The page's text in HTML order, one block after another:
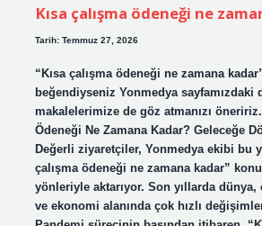
Kısa çalışma ödeneği ne
Tarih: Temmuz 27, 2026
“Kısa çalışma ödeneği ne zamana
beğendiyseniz Yonmedya sayfamızdaki
makalelerimize de göz atmanızı öneririz.
Ödeneği Ne Zamana Kadar? Geleceğe
Değerli ziyaretçiler, Yonmedya ekibi bu
çalışma ödeneği ne zamana kadar”
yönleriyle aktarıyor. Son yıllarda dünya,
ve ekonomi alanında çok hızlı